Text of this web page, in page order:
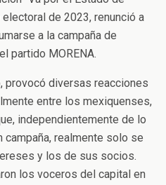
de 2023, renunció a
a la campaña de
partido MORENA.
provocó diversas reacciones
entre los mexiquenses,
independientemente de lo
realmente solo se
y los de sus socios.
los voceros del capital en